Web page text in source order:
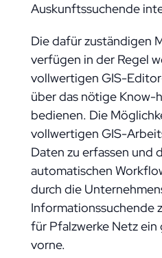
Auskunftssuchende
Die dafür zuständigen
verfügen in der Regel
vollwertigen GIS-
über das nötige Know-
bedienen. Die
vollwertigen GIS-
Daten zu erfassen und
automatischen
durch die
Informationssuchende
für Pfalzwerke Netz
vorne.